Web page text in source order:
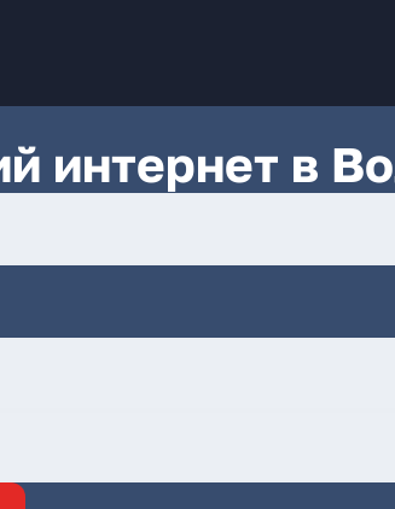
интернет в